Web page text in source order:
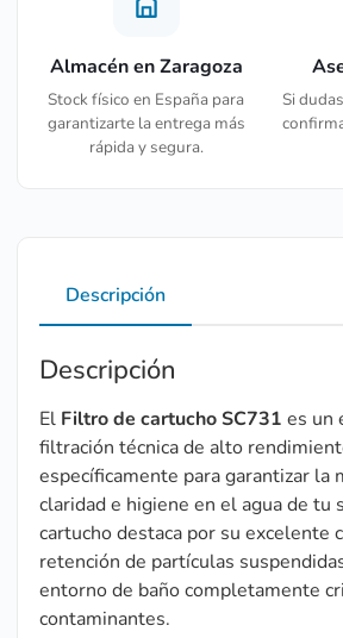
Almacén en Zaragoza
Stock físico en España para
garantizarte la entrega más
rápida y segura.
Si
Descripción
Descripción
El Filtro de cartucho SC731 es un
filtración técnica de alto
específicamente para garantizar la
claridad e higiene en el agua de tu
cartucho destaca por su excelente
retención de partículas
entorno de baño completamente
contaminantes.